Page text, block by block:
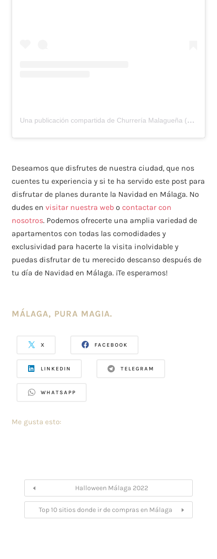
Una publicación compartida de Churrería Malagueña (@churrerialamalaguena)
Deseamos que disfrutes de nuestra ciudad, que nos
cuentes tu experiencia y si te ha servido este post para
disfrutar de planes durante la Navidad en Málaga. No
dudes en visitar nuestra web o contactar con
nosotros. Podemos ofrecerte una amplia variedad de
apartamentos con todas las comodidades y
exclusividad para hacerte la visita inolvidable y
puedas disfrutar de tu merecido descanso después de
tu día de Navidad en Málaga. ¡Te esperamos!
MÁLAGA, PURA MAGIA.
X FACEBOOK
LINKEDIN TELEGRAM
WHATSAPP
Me gusta esto:
Halloween Málaga 2022
Top 10 sitios donde ir de compras en Málaga